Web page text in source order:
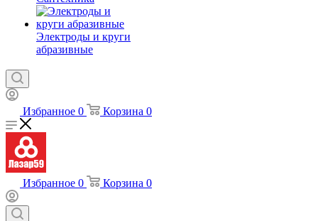
Электроды и круги
абразивные
Избранное 0 Корзина 0
Избранное 0 Корзина 0